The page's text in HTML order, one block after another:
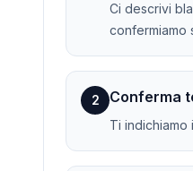
Ci descrivi
confermiamo
2 Conferma
Ti indichiamo